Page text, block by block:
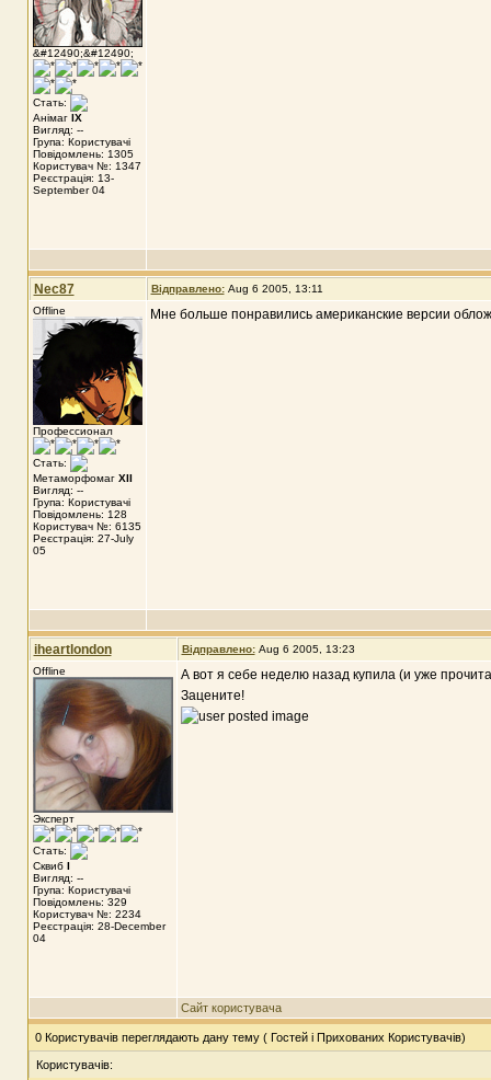
&#12490;&#12490;
Стать:
Анімаг IX
Вигляд: --
Група: Користувачі
Повідомлень: 1305
Користувач №: 1347
Реєстрація: 13-
September 04
Nec87 Відправлено: Aug 6 2005, 13:11
Offline
Профессионал
Стать:
Метаморфомаг XII
Вигляд: --
Група: Користувачі
Повідомлень: 128
Користувач №: 6135
Реєстрація: 27-July
05
Мне больше понравились американские версии
iheartlondon Відправлено: Aug 6 2005, 13:23
Offline
Эксперт
Стать:
Сквиб I
Вигляд: --
Група: Користувачі
Повідомлень: 329
Користувач №: 2234
Реєстрація: 28-December
04
А вот я себе неделю назад купила (и уже
Зацените!
Сайт користувача
0 Користувачів переглядають дану тему ( Гостей і Прихованих Користувачів)
Користувачів: